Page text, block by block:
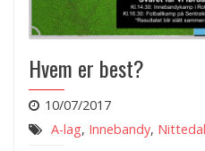
Hvem er best?
10/07/2017
A-lag, Innebandy,